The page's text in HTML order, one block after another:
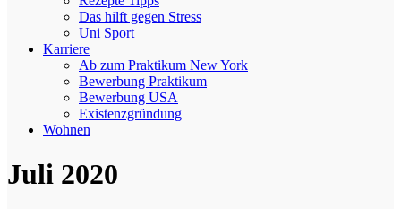
Das hilft gegen Stress
Uni Sport
Karriere
Ab zum Praktikum New York
Bewerbung Praktikum
Bewerbung USA
Existenzgründung
Wohnen
Juli 2020